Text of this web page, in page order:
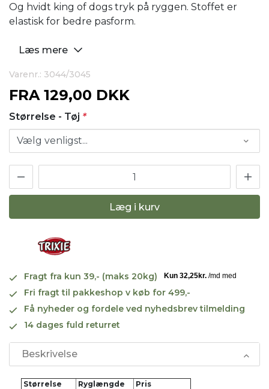
Og hvidt king of dogs tryk på ryggen. Stoffet er
elastisk for bedre pasform.
Læs mere
Varenr.: 3044/3045
FRA 129,00 DKK
Størrelse - Tøj *
Læg i kurv
Fragt fra kun 39,- (maks 20kg)
Fri fragt til pakkeshop v køb for 499,-
Få nyheder og fordele ved nyhedsbrev tilmelding
14 dages fuld returret
Beskrivelse
Størrelse Ryglængde
Pris